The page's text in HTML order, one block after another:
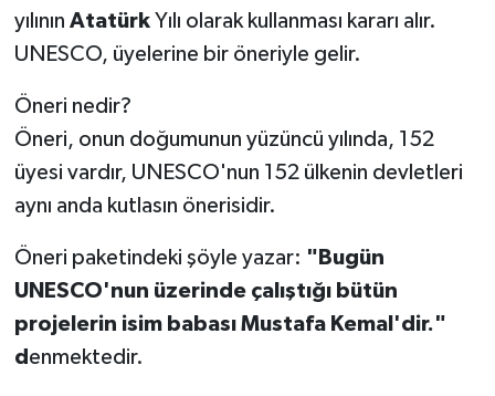
yılının Atatürk Yılı olarak kullanması kararı alır.
UNESCO, üyelerine bir öneriyle gelir.
Öneri nedir?
Öneri, onun doğumunun yüzüncü yılında, 152
üyesi vardır, UNESCO'nun 152 ülkenin devletleri
aynı anda kutlasın önerisidir.
Öneri paketindeki şöyle yazar: "Bugün
UNESCO'nun üzerinde çalıştığı bütün
projelerin isim babası Mustafa Kemal'dir."
d enmektedir.